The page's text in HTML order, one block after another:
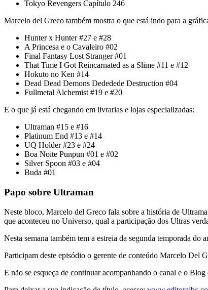
Tokyo Revengers Capítulo 246
Marcelo del Greco também mostra o que está indo para a
Hunter x Hunter #27 e #28
A Princesa e o Cavaleiro #02
Final Fantasy Lost Stranger #01
That Time I Got Reincarnated as a Slime #11 e #12
Hokuto no Ken #14
Dead Dead Demons Dededede Destruction #04
Fullmetal Alchemist #19 e #20
E o que já está chegando em livrarias e lojas especializadas:
Ultraman #15 e #16
Platinum End #13 e #14
UQ Holder #23 e #24
Boa Noite Punpun #01 e #02
Silver Spoon #03 e #04
Buda #01
Papo sobre Ultraman
Neste bloco, Marcelo del Greco fala sobre a história de
que aconteceu no Universo, qual a participação dos Ultras
Nesta semana também tem a estreia da segunda temporada
Participam deste episódio o gerente de conteúdo Marcelo Del
E não se esqueça de continuar acompanhando o canal e o